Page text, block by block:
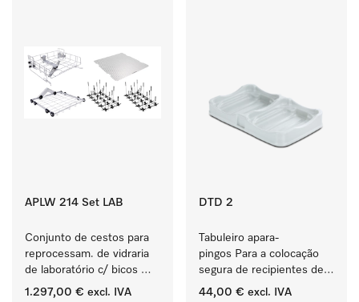
APLW 214 Set LAB
Conjunto de cestos para
reprocessam. de vidraria
de laboratório c/ bicos
injetores e complementos.
1.297,00 € excl. IVA
DTD 2
Tabuleiro apara-
pingos Para a colocação
segura de recipientes de
produtos ProCare.
44,00 € excl. IVA